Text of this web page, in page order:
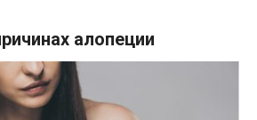
алопеции